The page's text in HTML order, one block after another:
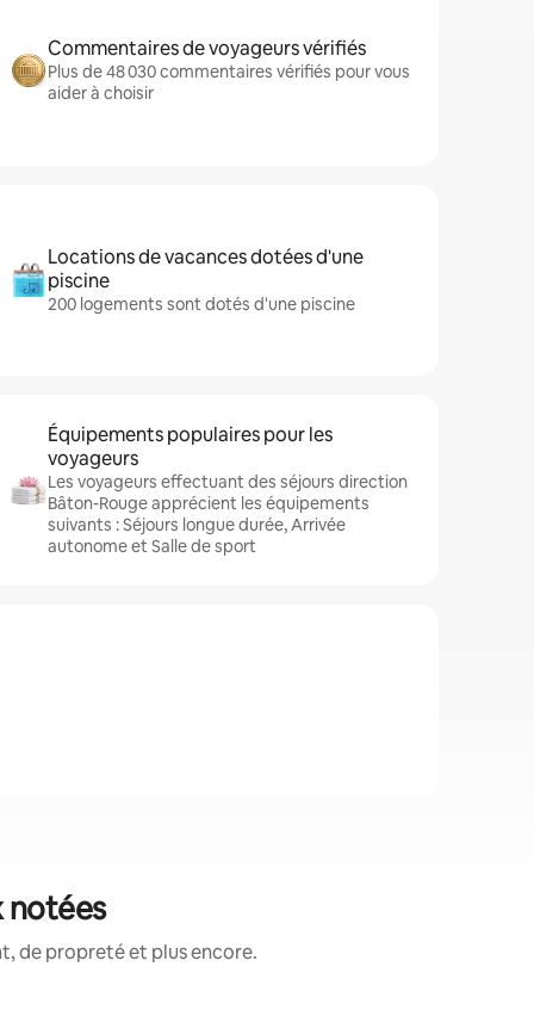
Commentaires de voyageurs vérifiés
Plus de 48 030 commentaires vérifiés pour vous
aider à choisir
Locations de vacances dotées d'une
piscine
200 logements sont dotés d'une piscine
Équipements populaires pour les
voyageurs
Les voyageurs effectuant des séjours direction
Bâton-Rouge apprécient les équipements
suivants : Séjours longue durée, Arrivée
autonome et Salle de sport
notées
de propreté et plus encore.